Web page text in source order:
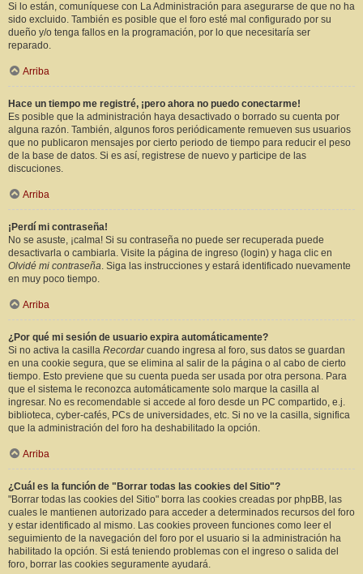
Si lo están, comuníquese con La Administración para asegurarse de que no ha
sido excluido. También es posible que el foro esté mal configurado por su
dueño y/o tenga fallos en la programación, por lo que necesitaría ser
reparado.
Arriba
Hace un tiempo me registré, ¡pero ahora no puedo conectarme!
Es posible que la administración haya desactivado o borrado su cuenta por
alguna razón. También, algunos foros periódicamente remueven sus usuarios
que no publicaron mensajes por cierto periodo de tiempo para reducir el peso
de la base de datos. Si es así, registrese de nuevo y participe de las
discuciones.
Arriba
¡Perdí mi contraseña!
No se asuste, ¡calma! Si su contraseña no puede ser recuperada puede
desactivarla o cambiarla. Visite la página de ingreso (login) y haga clic en
Olvidé mi contraseña. Siga las instrucciones y estará identificado nuevamente
en muy poco tiempo.
Arriba
¿Por qué mi sesión de usuario expira automáticamente?
Si no activa la casilla Recordarcuando ingresa al foro, sus datos se guardan
en una cookie segura, que se elimina al salir de la página o al cabo de cierto
tiempo. Esto previene que su cuenta pueda ser usada por otra persona. Para
que el sistema le reconozca automáticamente solo marque la casilla al
ingresar. No es recomendable si accede al foro desde un PC compartido, e.j.
biblioteca, cyber-cafés, PCs de universidades, etc. Si no ve la casilla, significa
que la administración del foro ha deshabilitado la opción.
Arriba
¿Cuál es la función de "Borrar todas las cookies del Sitio"?
"Borrar todas las cookies del Sitio" borra las cookies creadas por phpBB, las
cuales le mantienen autorizado para acceder a determinados recursos del foro
y estar identificado al mismo. Las cookies proveen funciones como leer el
seguimiento de la navegación del foro por el usuario si la administración ha
habilitado la opción. Si está teniendo problemas con el ingreso o salida del
foro, borrar las cookies seguramente ayudará.